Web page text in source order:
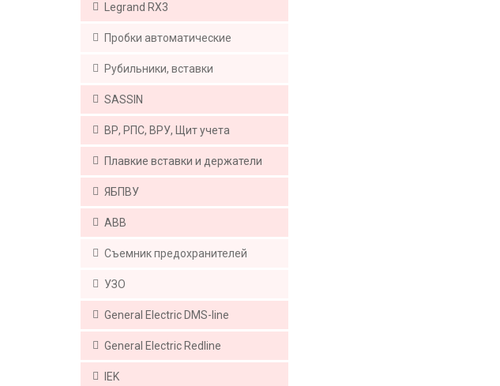
Legrand RX3
Пробки автоматические
Рубильники, вставки
SASSIN
ВР, РПС, ВРУ, Щит учета
Плавкие вставки и держатели
ЯБПВУ
АВВ
Съемник предохранителей
УЗО
Generаl Electric DMS-line
Generаl Electric Redline
IEK